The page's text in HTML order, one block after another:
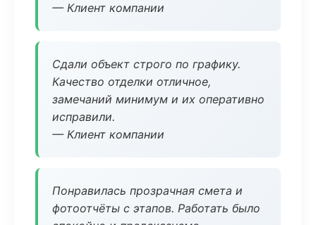
— Клиент компании
Сдали объект строго по графику.
Качество отделки отличное,
замечаний минимум и их оперативно
исправили.
— Клиент компании
Понравилась прозрачная смета и
фотоотчёты с этапов. Работать было